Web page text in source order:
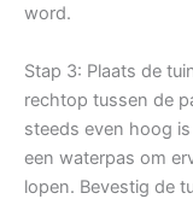
word.
Stap 3: Plaats de
rechtop tussen de
steeds even hoog
een waterpas om
lopen. Bevestig de